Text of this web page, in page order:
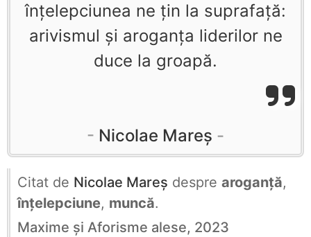
înțelepciunea ne țin la suprafață:
arivismul și aroganța liderilor ne
duce la groapă.
Nicolae Mareș
Citat de Nicolae Mareș despre aroganță,
înțelepciune, muncă.
Maxime și Aforisme alese, 2023